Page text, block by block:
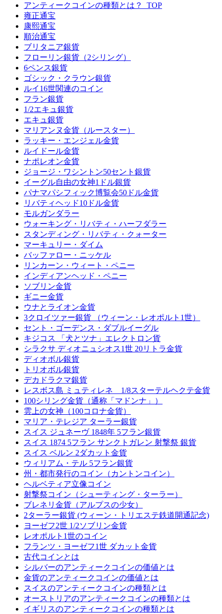
アンティークコインの種類とは？_TOP
雍正通宝
康熙通宝
順治通宝
ブリタニア銀貨
フローリン銀貨（2シリング）
6ペンス銀貨
ゴシック・クラウン銀貨
ルイ16世関連のコイン
フラン銀貨
1/2エキュ銀貨
エキュ銀貨
マリアンヌ金貨（ルースター）
ラッキー・エンジェル金貨
ルイドール金貨
ナポレオン金貨
ジョージ・ワシントン50セント銀貨
イーグル自由の女神1ドル銀貨
パナマパシフィック博覧会50ドル金貨
リバティヘッド10ドル金貨
モルガンダラー
ウォーキング・リバティ・ハーフダラー
スタンディング・リバティ・クォーター
マーキュリー・ダイム
バッファロー・ニッケル
リンカーン・ウィート・ペニー
インディアンヘッド・ペニー
ソブリン金貨
ギニー金貨
ウナとライオン金貨
3クロイツァー銀貨 （ウィーン・レオポルト1世）
セント・ゴーデンス・ダブルイーグル
キジコス 「犬とツナ」エレクトロン貨
シラクサ ディオニュシオス1世 20リトラ金貨
ディオボル銀貨
トリオボル銀貨
デカドラクマ銀貨
レスボス島 ミュティレネ 1/8スターテルヘクテ金貨
100シリング金貨（通称「マドンナ」）
雲上の女神（100コロナ金貨）
マリア・テレジア ターラー銀貨
スイス ジュネーヴ 1848年 5フラン銀貨
スイス 1874 5フラン サンクトガレン 射撃祭 銀貨
スイス ベルン 2ダカット金貨
ウィリアム・テル 5フラン銀貨
州・都市発行のコイン（カントンコイン）
ヘルベティア立像コイン
射撃祭コイン（シューティング・ターラー）
ブレネリ金貨（アルプスの少女）
2ターラー銀貨 (ウィーン・トリエステ鉄道開通記念)
ヨーゼフ2世 1/2ソブリン金貨
レオポルト1世のコイン
フランツ・ヨーゼフ1世 ダカット金貨
古代コインとは
シルバーのアンティークコインの価値とは
金貨のアンティークコインの価値とは
スイスのアンティークコインの種類とは
オーストリアのアンティークコインの種類とは
イギリスのアンティークコインの種類とは